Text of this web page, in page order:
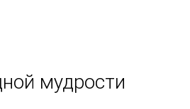
мудрости